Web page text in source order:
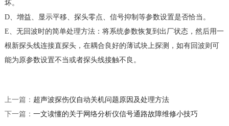
坏。
D、增益、显示平移、探头零点、信号抑制等参数设置是否恰当。
E、无回波时的简单处理方法：将系统参数恢复到出厂状态，然后用一
根新探头线连接直探头，在耦合良好的薄试块上探测，如有回波则可
能为原参数设置不当或者探头线接触不良。
上一篇： 超声波探伤仪自动关机问题原因及处理方法
下一篇： 一文读懂的关于网络分析仪信号通路故障维修小技巧